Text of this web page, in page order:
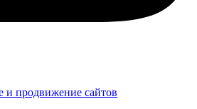
продвижение сайтов